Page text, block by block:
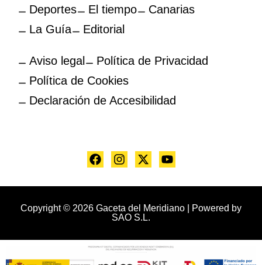
Deportes
El tiempo
Canarias
La Guía
Editorial
Aviso legal
Política de Privacidad
Política de Cookies
Declaración de Accesibilidad
Copyright © 2026 Gaceta del Meridiano | Powered by
SAO S.L.